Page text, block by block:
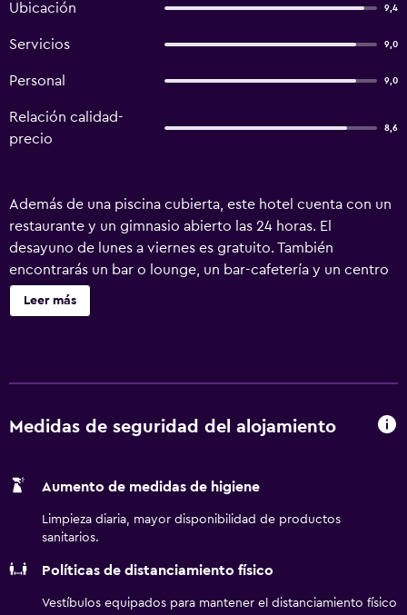
Ubicación 9,4
Servicios 9,0
Personal 9,0
Relación calidad-
precio
8,6
Además de una piscina cubierta, este hotel cuenta con un
restaurante y un gimnasio abierto las 24 horas. El
desayuno de lunes a viernes es gratuito. También
encontrarás un bar o lounge, un bar-cafetería y un centro
de negocios disponible las 24 horas. Embassy Suites by
Hilton Huntsville ofrece 295 alojamientos con caja fuerte
disponibles en las habitaciones: frigorífico y microondas.
artículos de higiene personal gratuitos y secador de pelo.
pago). Entre las comodidades especialmente pensadas
escritorio, periódicos gratuitos entre semana y teléfono.
Se ofrece servicio de limpieza todos los días y es posible
Leer más
Medidas de seguridad del alojamiento
Aumento de medidas de higiene
Limpieza diaria, mayor disponibilidad de productos
sanitarios.
Políticas de distanciamiento físico
Vestíbulos equipados para mantener el distanciamiento físico